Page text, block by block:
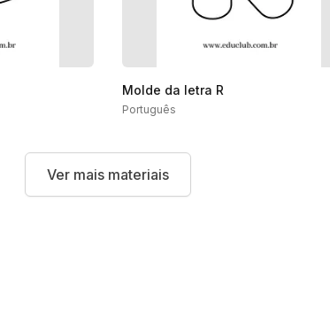
Molde da letra R
Português
Ver mais materiais